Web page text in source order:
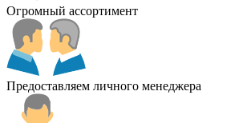
Огромный ассортимент
Предоставляем личного менеджера